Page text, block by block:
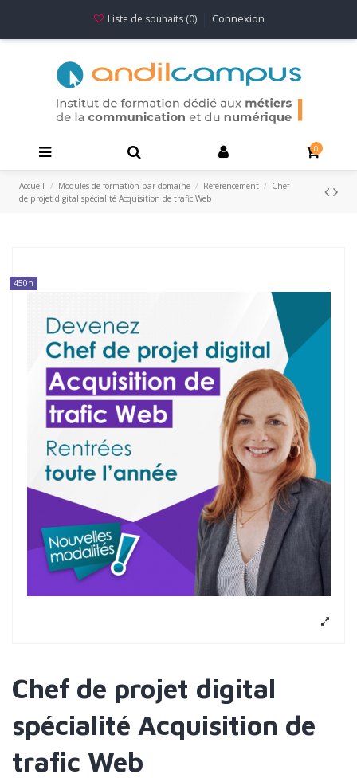
Liste de souhaits (0) Connexion
0
Accueil Modules de formation par domaine Référencement
Chef
de projet digital spécialité Acquisition de trafic Web
450h
Chef de projet digital
spécialité Acquisition de
trafic Web